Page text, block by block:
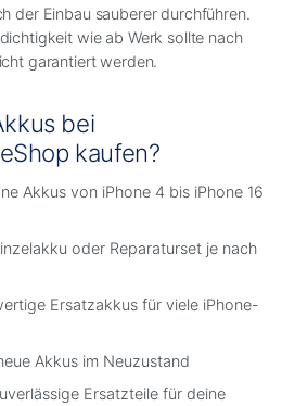
der Einbau sauberer durchführen.
wie ab Werk sollte nach
garantiert werden.
bei
kaufen?
Akkus von iPhone 4 bis iPhone 16
oder Reparaturset je nach
Ersatzakkus für viele iPhone-
Akkus im Neuzustand
Ersatzteile für deine